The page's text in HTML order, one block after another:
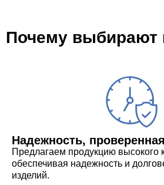
Почему выбирают
Надежность,
Предлагаем продукцию высокого
обеспечивая надежность и
изделий.